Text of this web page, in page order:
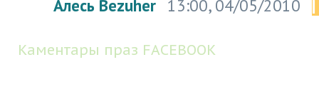
Алесь Bezuher 13:00, 04/05/2010
Каментары праз FACEBOOK